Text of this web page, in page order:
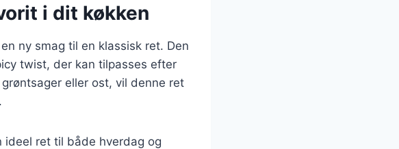
i dit køkken
ny smag til en klassisk ret. Den
twist, der kan tilpasses efter
eller ost, vil denne ret
ret til både hverdag og